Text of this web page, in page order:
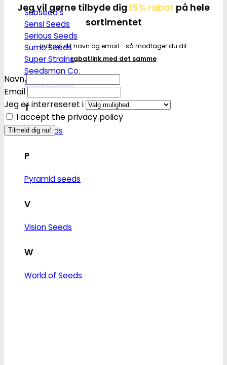
Subseed's
Sensi Seeds
Serious Seeds
Sumo Seeds
Super Strains
Seedsman Co.
Sweet Seeds
T
T.H. Seeds
P
Pyramid seeds
V
Vision Seeds
W
World of Seeds
Jeg vil gerne tilbyde dig 15% rabat på hele
sortimentet
Indtast dit navn og email - så modtager du dit
rabatlink med det samme
Navn
Email
Jeg er interreseret i
I accept the privacy policy